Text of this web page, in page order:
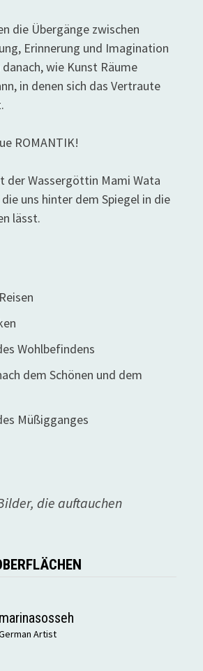
die Übergänge zwischen
Erinnerung und Imagination
wie Kunst Räume
in denen sich das Vertraute
ROMANTIK!
der Wassergöttin Mami Wata
uns hinter dem Spiegel in die
lässt.
Wohlbefindens
dem Schönen und dem
Müßigganges
die auftauchen
marinasosseh
Artist